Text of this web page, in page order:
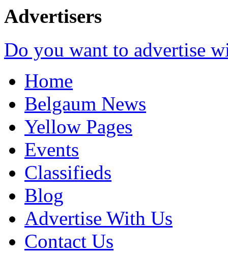
Advertisers
Do you want to advertise
Home
Belgaum News
Yellow Pages
Events
Classifieds
Blog
Advertise With Us
Contact Us